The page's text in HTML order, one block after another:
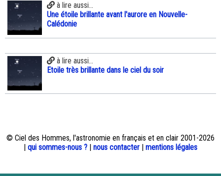
à lire aussi...
Une étoile brillante avant l'aurore en Nouvelle-
Calédonie
à lire aussi...
Etoile très brillante dans le ciel du soir
© Ciel des Hommes, l'astronomie en français et en clair 2001-2026
qui sommes-nous ? nous contacter mentions légales